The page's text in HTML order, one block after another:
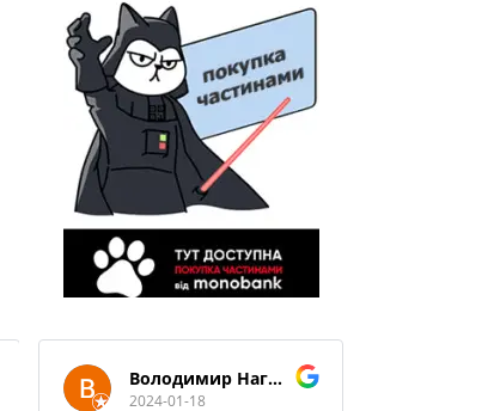
Володимир Нагорний
2024-01-18